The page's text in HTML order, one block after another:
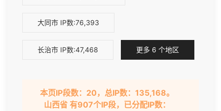
大同市 IP数:76,393
长治市 IP数:47,468 更多 6 个地区
本页IP段数：20，总IP数：135,168。
山西省 有907个IP段，已分配IP数：